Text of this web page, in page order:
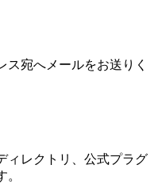
ス宛へメールをお送りく
ィレクトリ、公式プラグ